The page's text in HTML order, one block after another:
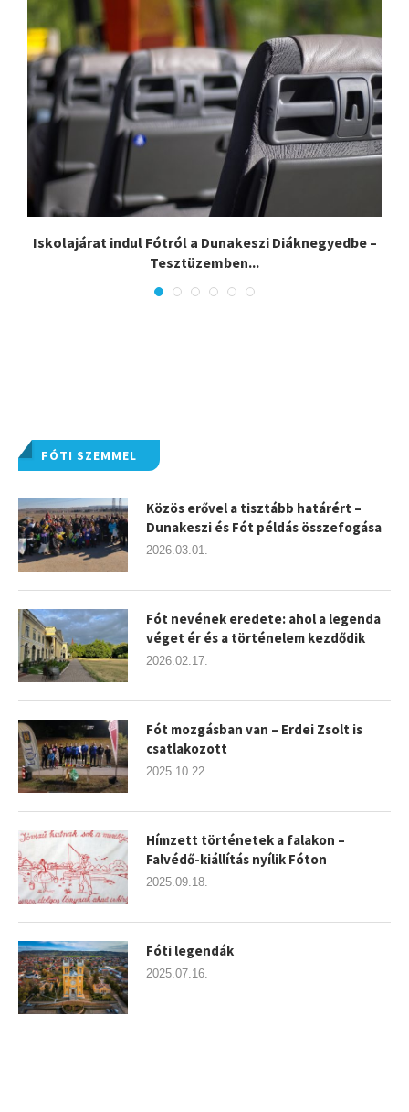
Iskolajárat indul Fótról a Dunakeszi Diáknegyedbe –
Tesztüzemben...
FÓTI SZEMMEL
Közös erővel a tisztább határért –
Dunakeszi és Fót példás összefogása
2026.03.01.
Fót nevének eredete: ahol a legenda
véget ér és a történelem kezdődik
2026.02.17.
Fót mozgásban van – Erdei Zsolt is
csatlakozott
2025.10.22.
Hímzett történetek a falakon –
Falvédő-kiállítás nyílik Fóton
2025.09.18.
Fóti legendák
2025.07.16.